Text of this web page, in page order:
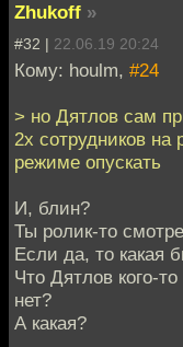
Zhukoff »
#32 | 22.06.19 20:24
Кому: houlm, #24
> но Дятлов сам
2х сотрудников на
режиме опускать
И, блин?
Ты ролик-то
Если да, то какая
Что Дятлов кого-
нет?
А какая?